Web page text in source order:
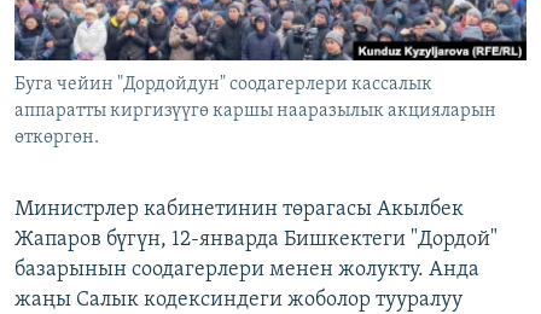
Буга чейин "Дордойдун" соодагерлери кассалык
аппаратты киргизүүгө каршы нааразылык акцияларын
өткөргөн.
Министрлер кабинетинин төрагасы Акылбек
Жапаров бүгүн, 12-январда Бишкектеги "Дордой"
базарынын соодагерлери менен жолукту. Анда
жаңы Салык кодексиндеги жоболор тууралуу